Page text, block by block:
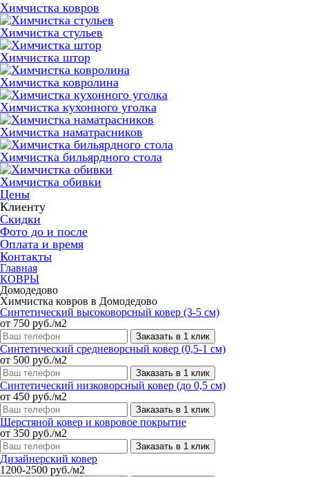
Химчистка ковров
Химчистка стульев
Химчистка штор
Химчистка ковролина
Химчистка кухонного уголка
Химчистка наматрасников
Химчистка бильярдного стола
Химчистка обивки
Цены
Клиенту
Скидки
Фото до и после
Оплата и время
Контакты
Главная
КОВРЫ
Домодедово
Химчистка ковров в Домодедово
Синтетический высоковорсный ковер (3-5 см)
от 750 руб./м2
Заказать в 1 клик
Синтетический средневорсный ковер (0,5-1 см)
от 500 руб./м2
Заказать в 1 клик
Синтетический низковорсный ковер (до 0,5 см)
от 450 руб./м2
Заказать в 1 клик
Шерстяной ковер и ковровое покрытие
от 350 руб./м2
Заказать в 1 клик
Дизайнерский ковер
1200-2500 руб./м2